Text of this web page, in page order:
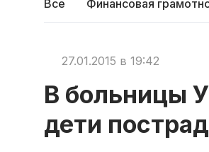
Все Финансовая
27.01.2015 в 19:42
В больницы
дети